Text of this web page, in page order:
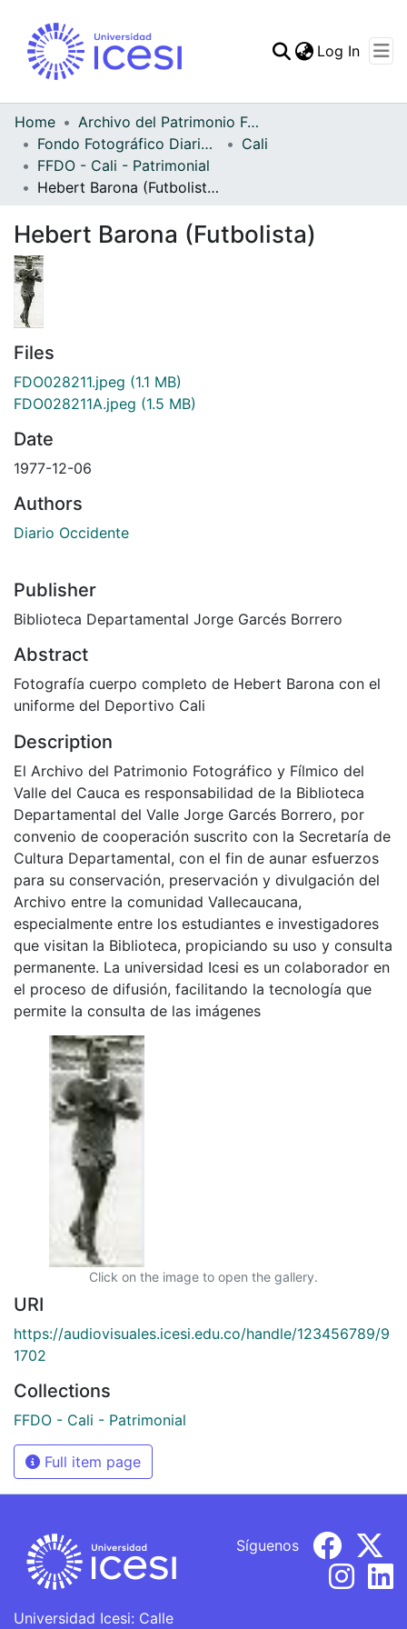
Statistics
Log In
Home
Archivo del Patrimonio Fotográfico y Fílmico del Valle del Cauca
Fondo Fotográfico Diario Occidente
Cali
FFDO - Cali - Patrimonial
Hebert Barona (Futbolista)
Hebert Barona (Futbolista)
Files
FDO028211.jpeg (1.1 MB)
FDO028211A.jpeg (1.5 MB)
Date
1977-12-06
Authors
Diario Occidente
Publisher
Biblioteca Departamental Jorge Garcés Borrero
Abstract
Fotografía cuerpo completo de Hebert Barona con el
uniforme del Deportivo Cali
Description
El Archivo del Patrimonio Fotográfico y Fílmico del
Valle del Cauca es responsabilidad de la Biblioteca
Departamental del Valle Jorge Garcés Borrero, por
convenio de cooperación suscrito con la Secretaría de
Cultura Departamental, con el fin de aunar esfuerzos
para su conservación, preservación y divulgación del
Archivo entre la comunidad Vallecaucana,
especialmente entre los estudiantes e investigadores
que visitan la Biblioteca, propiciando su uso y consulta
permanente. La universidad Icesi es un colaborador en
el proceso de difusión, facilitando la tecnología que
permite la consulta de las imágenes
Click on the image to open the gallery.
URI
https://audiovisuales.icesi.edu.co/handle/123456789/9
1702
Collections
FFDO - Cali - Patrimonial
Full item page
Universidad Icesi: Calle
Síguenos